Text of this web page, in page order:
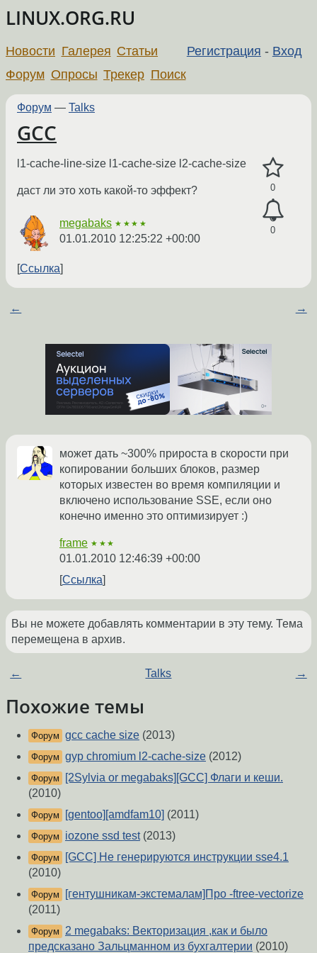
LINUX.ORG.RU
Регистрация - Вход
Новости Галерея Статьи
Форум Опросы Трекер Поиск
Форум — Talks
GCC
0
0
l1-cache-line-size l1-cache-size l2-cache-size
даст ли это хоть какой-то эффект?
megabaks ★★★★
01.01.2010 12:25:22 +00:00
Ссылка
← →
может дать ~300% прироста в скорости при
копировании больших блоков, размер
которых известен во время компиляции и
включено использование SSE, если оно
конечно именно это оптимизирует :)
frame ★★★
01.01.2010 12:46:39 +00:00
Ссылка
Вы не можете добавлять комментарии в эту тему. Тема
перемещена в архив.
← Talks →
Похожие темы
Форум gcc cache size (2013)
Форум gyp chromium l2-cache-size (2012)
Форум
[2Sylvia or megabaks][GCC] Флаги и кеши.
(2010)
Форум [gentoo][amdfam10] (2011)
Форум iozone ssd test(2013)
Форум
[GCC] Не генерируются инструкции sse4.1
(2010)
Форум
[гентушникам-экстемалам]Про -ftree-vectorize
(2011)
Форум
2 megabaks: Векторизация ,как и было
предсказано Зальцманном из бухгалтерии (2010)